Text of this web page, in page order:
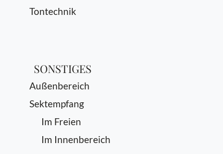
Tontechnik
SONSTIGES
Außenbereich
Sektempfang
Im Freien
Im Innenbereich